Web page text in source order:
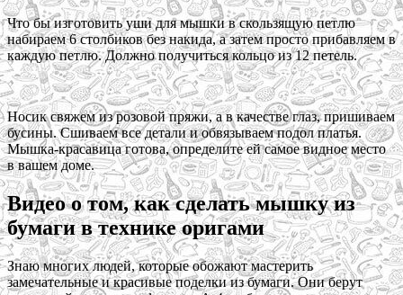
Что бы изготовить уши для мышки в скользящую петлю
набираем 6 столбиков без накида, а затем просто прибавляем в
каждую петлю. Должно получиться кольцо из 12 петель.
Носик свяжем из розовой пряжи, а в качестве глаз, пришиваем
бусины. Сшиваем все детали и обвязываем подол платья.
Мышка-красавица готова, определите ей самое видное место
в вашем доме.
Видео о том, как сделать мышку из
бумаги в технике оригами
Знаю многих людей, которые обожают мастерить
замечательные и красивые поделки из бумаги. Они берут